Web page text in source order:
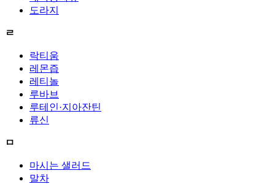
도라지
ㄹ
락티움
레몬즙
레티놀
루바브
루테인·지아잔틴
류신
ㅁ
마시는 샐러드
말차